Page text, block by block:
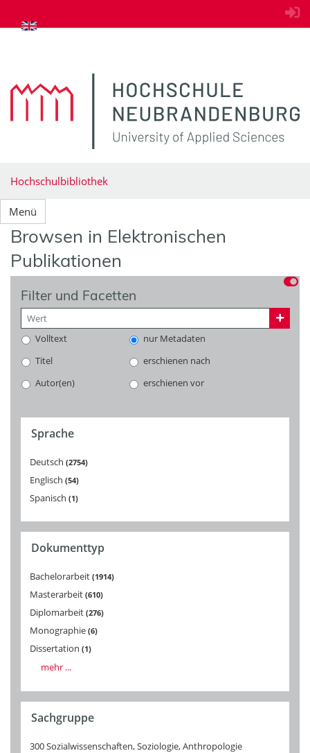
zum Inhalt springen
Hochschulbibliothek
Menü
Browsen in Elektronischen
Publikationen
Filter und Facetten
Volltext
nur Metadaten
Titel
erschienen nach
Autor(en)
erschienen vor
Sprache
Deutsch 2754
Englisch 54
Spanisch 1
Dokumenttyp
Bachelorarbeit 1914
Masterarbeit 610
Diplomarbeit 276
Monographie 6
Dissertation 1
mehr ...
Sachgruppe
300 Sozialwissenschaften, Soziologie, Anthropologie